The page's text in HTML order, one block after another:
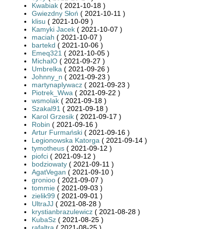
Kwabiak ( 2021-10-18 )
Gwiezdny Słoń ( 2021-10-11 )
klisu ( 2021-10-09 )
Kamyki Jacek ( 2021-10-07 )
maciah ( 2021-10-07 )
bartekd ( 2021-10-06 )
Emeq321 ( 2021-10-05 )
MichalO ( 2021-09-27 )
Umbrelka ( 2021-09-26 )
Johnny_n ( 2021-09-23 )
martynaplywacz ( 2021-09-23 )
Piotrek_Wwa ( 2021-09-22 )
wsmolak ( 2021-09-18 )
Szakal91 ( 2021-09-18 )
Karol Grzesik ( 2021-09-17 )
Robin ( 2021-09-16 )
Artur Furmański ( 2021-09-16 )
Legionowska Katorga ( 2021-09-14 )
tymotheus ( 2021-09-12 )
piofci ( 2021-09-12 )
bodziowaty ( 2021-09-11 )
AgatVegan ( 2021-09-10 )
gronioo ( 2021-09-07 )
tommie ( 2021-09-03 )
zielik99 ( 2021-09-01 )
UltraJJ ( 2021-08-28 )
krystianbrazulewicz ( 2021-08-28 )
KubaSz ( 2021-08-25 )
rafaltra ( 2021-08-25 )